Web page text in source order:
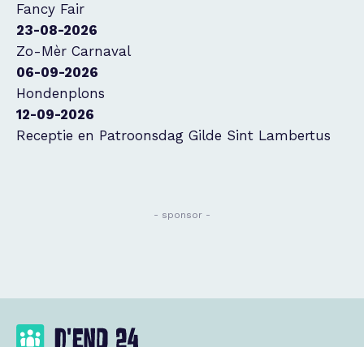
Fancy Fair
23-08-2026
Zo-Mèr Carnaval
06-09-2026
Hondenplons
12-09-2026
Receptie en Patroonsdag Gilde Sint Lambertus
- sponsor -